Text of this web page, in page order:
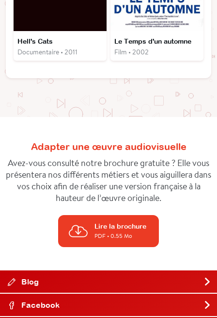
Hell's Cats
Documentaire • 2011
Le Temps d'un automne
Film • 2002
Adapter une œuvre audiovisuelle
Avez-vous consulté notre brochure gratuite ? Elle vous
présentera nos différents métiers et vous aiguillera dans
vos choix afin de réaliser une version française à la
hauteur de l’œuvre originale.
Lire la brochure
PDF• 0.55 Mo
Blog
Facebook